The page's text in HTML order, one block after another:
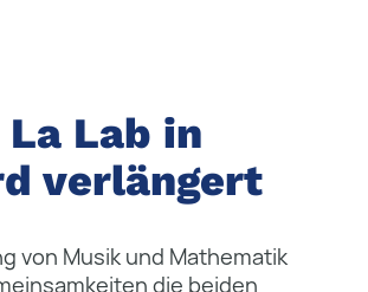
Lab in
verlängert
von Musik und Mathematik
die beiden